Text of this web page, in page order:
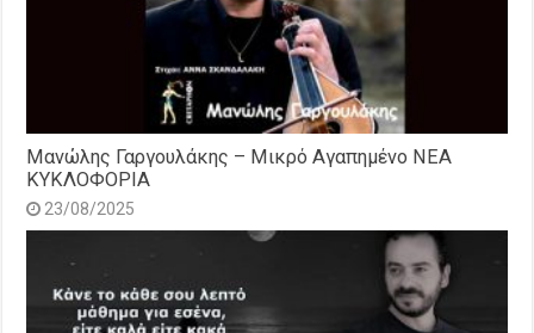
Μανώλης Γαργουλάκης – Μικρό Αγαπημένο NEΑ
ΚΥΚΛΟΦΟΡΙΑ
23/08/2025